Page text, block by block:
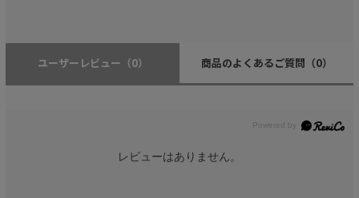
ユーザーレビュー （0） 商品のよくあるご質問 （0）
レビューはありません。